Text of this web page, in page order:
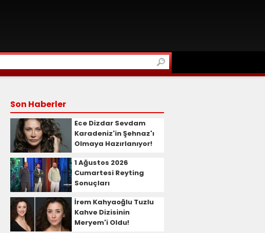
Son Haberler
Ece Dizdar Sevdam
Karadeniz'in Şehnaz'ı
Olmaya Hazırlanıyor!
1 Ağustos 2026
Cumartesi Reyting
Sonuçları
İrem Kahyaoğlu Tuzlu
Kahve Dizisinin
Meryem'i Oldu!